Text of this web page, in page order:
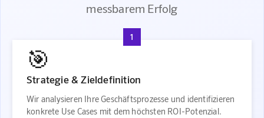
messbarem Erfolg
1
🎯
Strategie & Zieldefinition
Wir analysieren Ihre Geschäftsprozesse und identifizieren
konkrete Use Cases mit dem höchsten ROI-Potenzial.